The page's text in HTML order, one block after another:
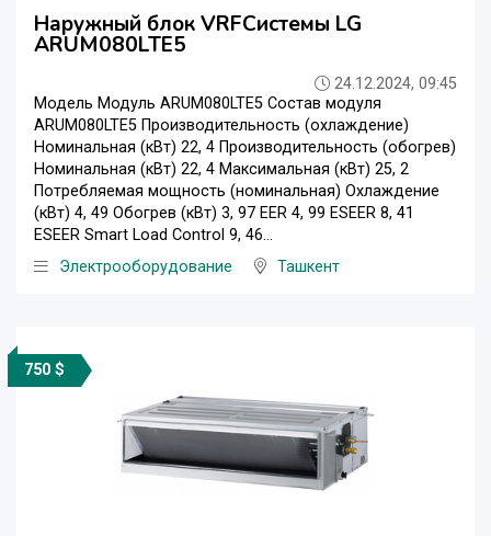
Наружный блок VRFСистемы LG
ARUM080LTE5
24.12.2024, 09:45
Модель Модуль ARUM080LTE5 Состав модуля
ARUM080LTE5 Производительность (охлаждение)
Номинальная (кВт) 22, 4 Производительность (обогрев)
Номинальная (кВт) 22, 4 Максимальная (кВт) 25, 2
Потребляемая мощность (номинальная) Охлаждение
(кВт) 4, 49 Обогрев (кВт) 3, 97 EER 4, 99 ESEER 8, 41
ESEER Smart Load Control 9, 46...
Электрооборудование
Ташкент
750 $